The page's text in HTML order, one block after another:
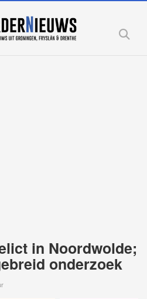
in Noordwolde;
onderzoek